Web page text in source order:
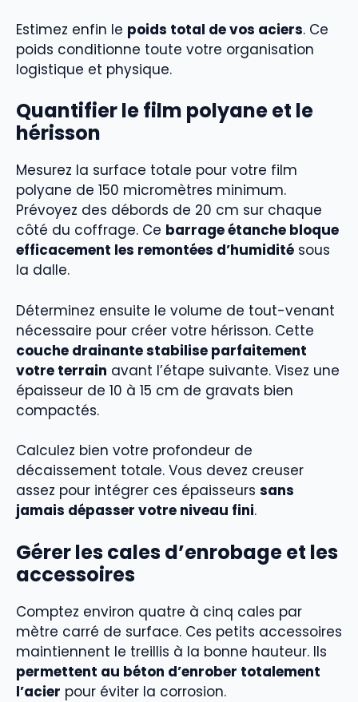
Estimez enfin le poids total de vos aciers. Ce
poids conditionne toute votre organisation
logistique et physique.
Quantifier le film polyane et le
hérisson
Mesurez la surface totale pour votre film
polyane de 150 micromètres minimum.
Prévoyez des débords de 20 cm sur chaque
côté du coffrage. Ce barrage étanche bloque
efficacement les remontées d’humidité sous
la dalle.
Déterminez ensuite le volume de tout-venant
nécessaire pour créer votre hérisson. Cette
couche drainante stabilise parfaitement
votre terrain avant l’étape suivante. Visez une
épaisseur de 10 à 15 cm de gravats bien
compactés.
Calculez bien votre profondeur de
décaissement totale. Vous devez creuser
assez pour intégrer ces épaisseurs sans
jamais dépasser votre niveau fini.
Gérer les cales d’enrobage et les
accessoires
Comptez environ quatre à cinq cales par
mètre carré de surface. Ces petits accessoires
maintiennent le treillis à la bonne hauteur. Ils
permettent au béton d’enrober totalement
l’acier pour éviter la corrosion.